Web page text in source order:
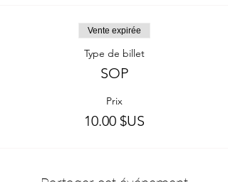
Vente expirée
Type de billet
SOP
Prix
10.00 $US